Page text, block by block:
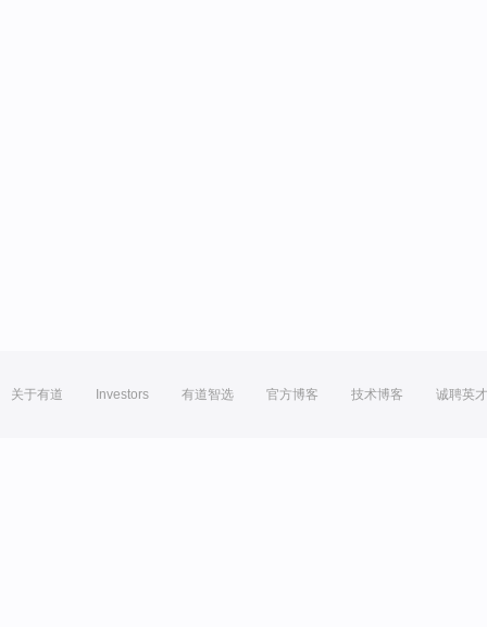
关于有道 Investors 有道智选 官方博客 技术博客 诚聘英才